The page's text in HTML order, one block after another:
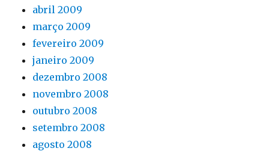
abril 2009
março 2009
fevereiro 2009
janeiro 2009
dezembro 2008
novembro 2008
outubro 2008
setembro 2008
agosto 2008